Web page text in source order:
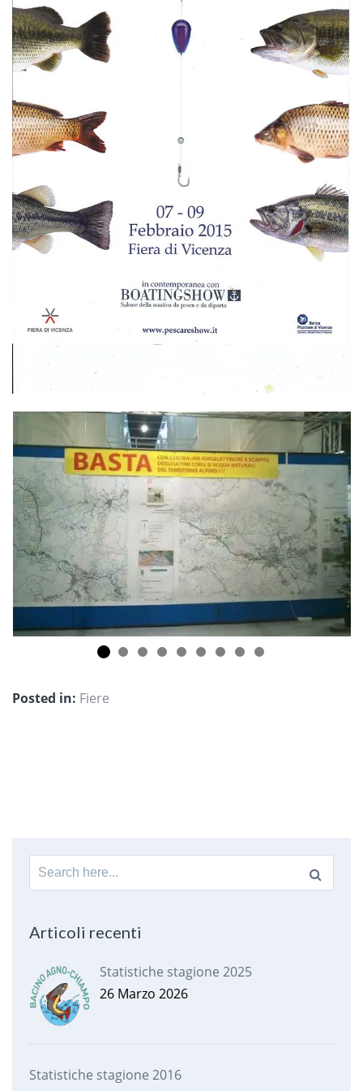
Posted in: Fiere
Search
for:
Articoli recenti
Statistiche stagione 2025
26 Marzo 2026
Statistiche stagione 2016